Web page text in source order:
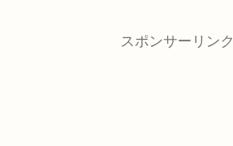
スポンサーリンク